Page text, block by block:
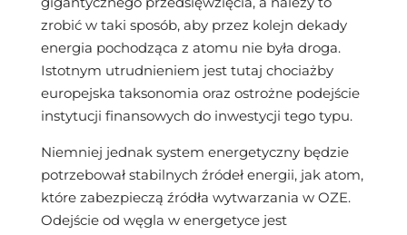
zrobić w taki sposób, aby przez kolejn dekady
energia pochodząca z atomu nie była droga.
Istotnym utrudnieniem jest tutaj chociażby
europejska taksonomia oraz ostrożne podejście
instytucji finansowych do inwestycji tego typu.
Niemniej jednak system energetyczny będzie
potrzebował stabilnych źródeł energii, jak atom,
które zabezpieczą źródła wytwarzania w OZE.
Odejście od węgla w energetyce jest